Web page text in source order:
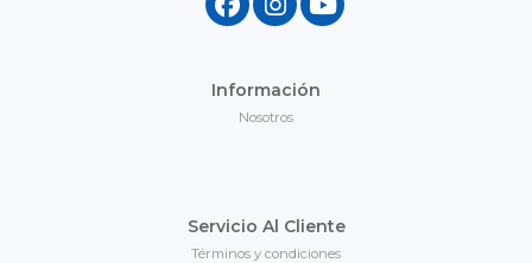
Información
Nosotros
Servicio Al Cliente
Términos y condiciones